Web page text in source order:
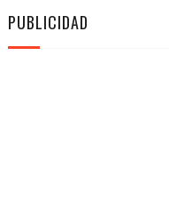
PUBLICIDAD